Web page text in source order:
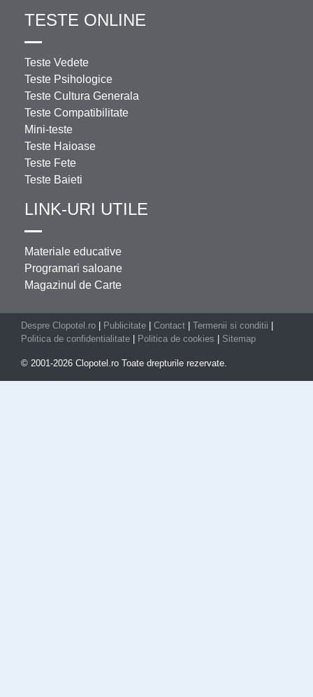
TESTE ONLINE
Teste Vedete
Teste Psihologice
Teste Cultura Generala
Teste Compatibilitate
Mini-teste
Teste Haioase
Teste Fete
Teste Baieti
LINK-URI UTILE
Materiale educative
Programari saloane
Magazinul de Carte
Despre Clopotel.ro Publicitate Contact Termenii si conditii
Politica de confidentialitate
Politica de cookies Sitemap
© 2001-2026 Clopotel.ro Toate drepturile rezervate.